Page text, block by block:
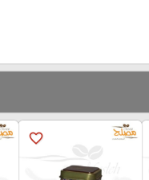
favorite_border